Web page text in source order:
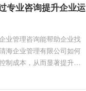
专业咨询提升企业运
业管理咨询能帮助企业找
海企业管理有限公司如何
制成本，从而显著提升运